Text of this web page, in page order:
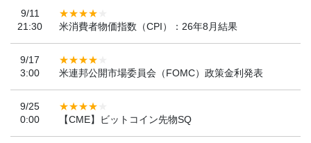
9/11
21:30
米消費者物価指数（CPI）：26年8月結果
9/17
3:00
米連邦公開市場委員会（FOMC）政策金利発表
9/25
0:00
【CME】ビットコイン先物SQ